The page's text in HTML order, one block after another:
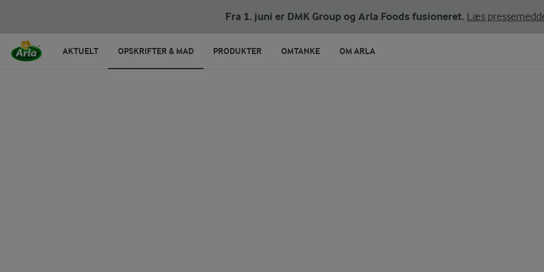
Fra 1. juni er DMK Group og Arla Foods fusioneret. Læs
AKTUELT OPSKRIFTER & MAD PRODUKTER OMTANKE OM ARLA